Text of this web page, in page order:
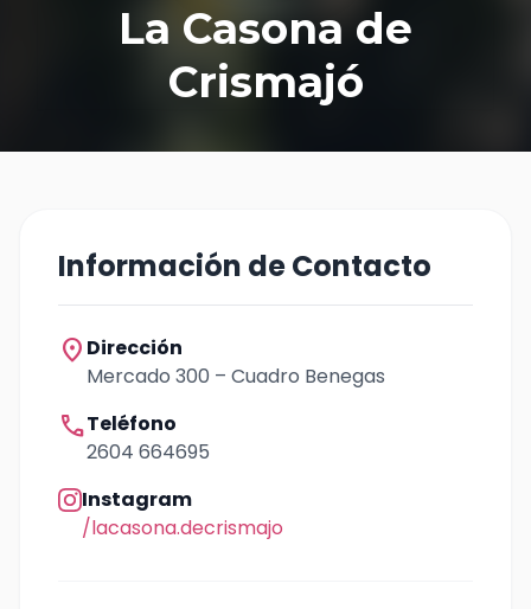
La Casona de
Crismajó
Información de Contacto
location_on Dirección
Mercado 300 – Cuadro Benegas
callTeléfono
2604 664695
Instagram
/lacasona.decrismajo